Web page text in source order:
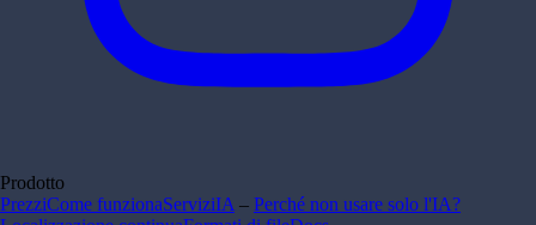
Prodotto
PrezziCome funzionaServiziIA – Perché non usare solo l'IA?